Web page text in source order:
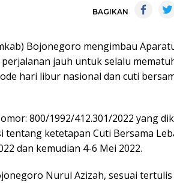
BAGIKAN
Bojonegoro mengimbau
jauh untuk selalu
hari libur nasional dan cuti
800/1992/412.301/2022 yang
tentang ketetapan Cuti Bersama
dan kemudian 4-6 Mei 2022.
Nurul Azizah, sesuai tertulis